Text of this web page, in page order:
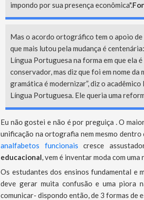
impondo por sua presença econômica".
Mas o acordo ortográfico tem o apoio
que mais lutou pela mudança é
Língua Portuguesa na forma em que ela
conservador, mas diz que foi em nome da
gramática é modernizar”, diz o
Língua Portuguesa. Ele queria uma
Eu não gostei e não é por preguiça . O
unificação na ortografia nem mesmo dentro
analfabetos funcionais cresce
educacional, vem é inventar moda com
Os estudantes dos ensinos fundamental
deve gerar muita confusão e uma piora
comunicar- dispondo então, de 3 formas de